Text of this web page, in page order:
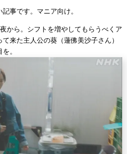
事です。マニア向け。
から。シフトを増やしてもらうべくア
来た主人公の葵（蓮佛美沙子さん）
。